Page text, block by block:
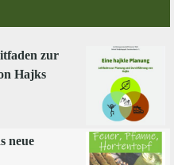
zur
Hajks
neue